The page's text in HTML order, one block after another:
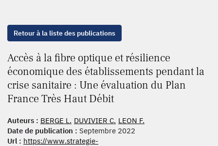
Retour à la liste des publications
Accès à la fibre optique et résilience
économique des établissements pendant la
crise sanitaire : Une évaluation du Plan
France Très Haut Débit
Auteurs : BERGE L. DUVIVIER C. LEON F.
Date de publication : Septembre 2022
Url : https://www.strategie-